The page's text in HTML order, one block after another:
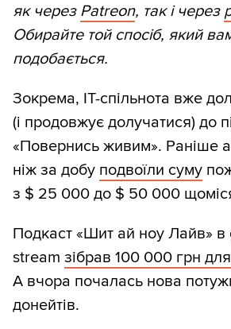
як через Patreon, так і через
Обирайте той спосіб, який
подобається.
Зокрема, ІТ-спільнота вже
(і продовжує долучатися) до
«Повернись живим». Раніше
ніж за добу подвоїли суму
з $ 25 000 до $ 50 000
Подкаст «Шит ай ноу Лайв» в
stream зібрав 100 000 грн
А вчора почалась нова
донейтів.